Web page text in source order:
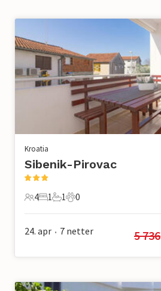
Kroatia
Sibenik-Pirovac
4 Gjester
4
1 Soverom
1
1 Bad
1
0 Kjæledyr
0
24. apr • 7 netter 5 736